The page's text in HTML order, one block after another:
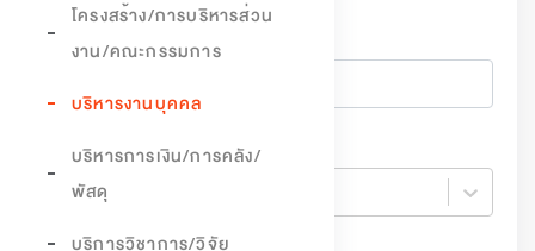
โครงสร้าง/การบริหารส่วน
งาน/คณะกรรมการ
บริหารงานบุคคล
บริหารการเงิน/การคลัง/
พัสดุ
บริการวิชาการ/วิจัย
ค้นหา